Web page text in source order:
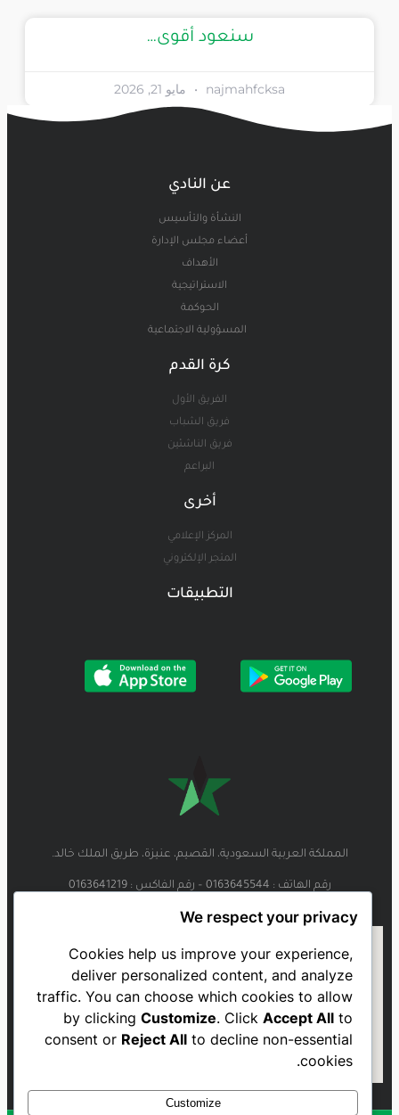
سنعود أقوى…
najmahfcksa مايو 21, 2026
عن النادي
النشأة والتأسيس
أعضاء مجلس الإدارة
الأهداف
الاستراتيجية
الحوكمة
المسؤولية الاجتماعية
كرة القدم
الفريق الأول
فريق الشباب
فريق الناشئين
البراعم
أخرى
المركز الإعلامي
المتجر الإلكتروني
التطبيقات
المملكة العربية السعودية، القصيم، عنيزة، طريق الملك خالد.
رقم الهاتف : 0163645544 – رقم الفاكس : 0163641219
We respect your privacy
Cookies help us improve your experience,
deliver personalized content, and analyze
traffic. You can choose which cookies to allow
by clickingCustomize. ClickAccept All to
consent or Reject All to decline non-essential
cookies.
Customize